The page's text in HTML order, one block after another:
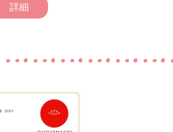
詳細